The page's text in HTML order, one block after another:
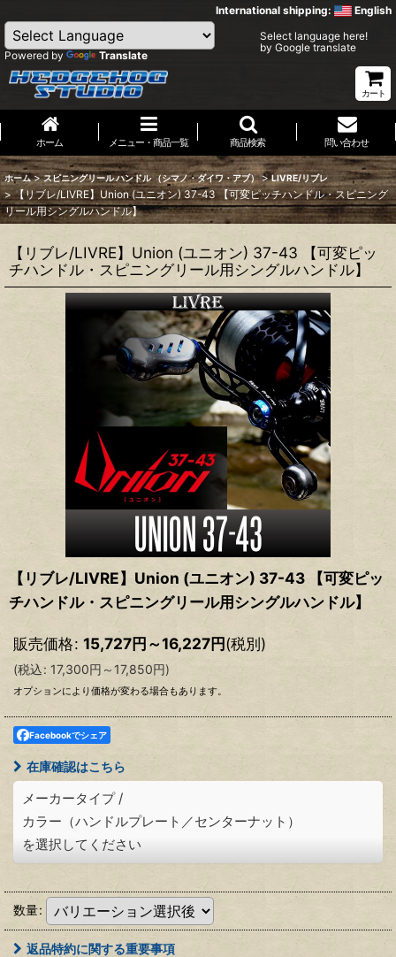
International shipping: English
Powered by Translate
Select language here!
by Google translate
カート
ホーム メニュー・商品一覧 商品検索 問い合わせ
ホーム > スピニングリール ハンドル （シマノ・ダイワ・アブ） > LIVRE/リブレ
> 【リブレ/LIVRE】Union (ユニオン) 37-43 【可変ピッチハンドル・スピニング
リール用シングルハンドル】
【リブレ/LIVRE】Union (ユニオン) 37-43 【可変ピッ
チハンドル・スピニングリール用シングルハンドル】
【リブレ/LIVRE】Union (ユニオン) 37-43 【可変ピッ
チハンドル・スピニングリール用シングルハンドル】
販売価格: 15,727円～16,227円(税別)
(税込: 17,300円 ～17,850円)
オプションにより価格が変わる場合もあります。
Facebookでシェア
在庫確認はこちら
メーカータイプ /
カラー（ハンドルプレート／センターナット）
を選択してください
数量:
返品特約に関する重要事項